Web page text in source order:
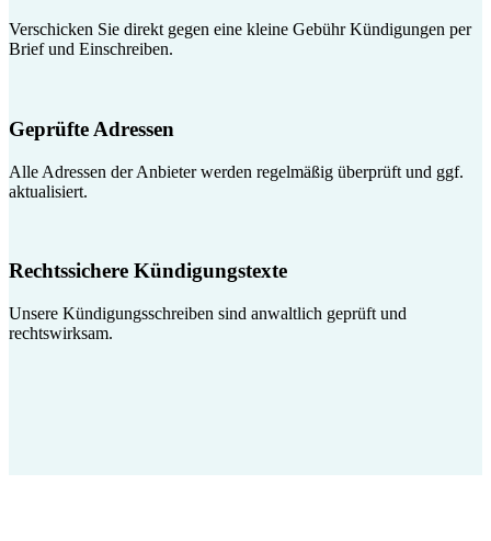
Verschicken Sie direkt gegen eine kleine Gebühr Kündigungen per
Brief und Einschreiben.
Geprüfte Adressen
Alle Adressen der Anbieter werden regelmäßig überprüft und ggf.
aktualisiert.
Rechtssichere Kündigungstexte
Unsere Kündigungsschreiben sind anwaltlich geprüft und
rechtswirksam.